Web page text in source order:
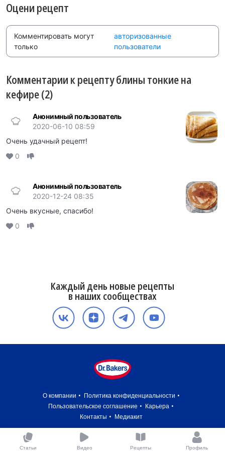
Оцени рецепт
Комментировать могут
только
авторизованные
пользователи
Комментарии к рецепту блины тонкие на
кефире (2)
Анонимный пользователь
2020-06-10 08:59
Очень удачный рецепт!
0
Анонимный пользователь
2020-12-24 08:35
Очень вкусные, спасибо!
0
Каждый день новые рецепты
в наших сообществах
О компании
Политика конфиденциальности
Пользовательское соглашение
Карьера
Контакты
Медиакит
Статьи Видео Рецепты Профиль